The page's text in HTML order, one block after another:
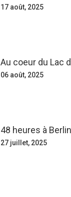
17 août, 2025
Au coeur du Lac
06 août, 2025
48 heures à Berlin
27 juillet, 2025